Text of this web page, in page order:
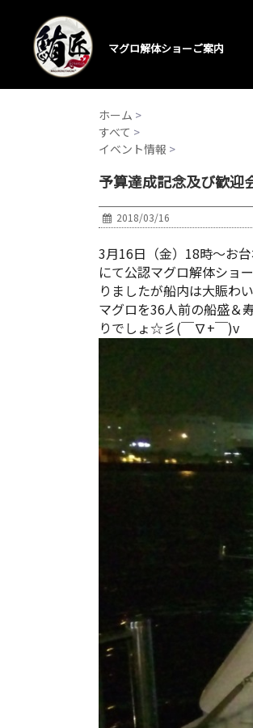
マグロ解体ショーご案内
ホーム >
すべて >
イベント情報 >
予算達成記念及び歓迎
2018/03/16
3月16日（金）18時～お
にて公認マグロ解体シ
りましたが船内は大賑
マグロを36人前の船盛
りでしょ☆彡(￣∇+￣)v